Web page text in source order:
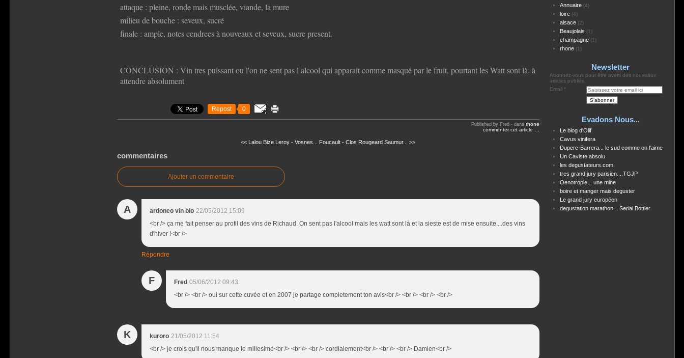
attaque : pleine, ronde mais musclée, viande, la mure
milieu de bouche : seveux, sucré
finale : ample, notes cendrees à nouveaux et seveux, sucre present.
CONCLUSION : Vin tres puissant ou l'on ne sent pas l alcool qui apparait comme masqué par le fruit, pourtant les Watt sont là. à
attendre absolument
Repost 0
Published by Fred -dans rhone
commenter cet article
<< Lalou Bize Leroy - Vosnes... Foucault - Clos Rougeard Saumur... >>
commentaires
Ajouter un commentaire
A ardoneo vin bio 22/05/2012 15:09
<br /> ça me fait penser au profil des vins de Richaud. On sent pas l'alcool mais les watt sont là et la sieste est de mise ensuite....des vins
d'hiver !<br />
Répondre
F Fred 05/06/2012 09:43
<br /> <br /> oui sur cette cuvée et en 2007 je partage completement ton avis<br /> <br /> <br /> <br />
K kuroro 21/05/2012 11:54
<br /> je crois qu'il nous manque le millesime<br /> <br /> <br /> cordialement<br /> <br /> <br /> Damien<br />
Annuaire(4)
loire(4)
alsace(2)
Beaujolais (1)
champagne(1)
rhone(1)
Newsletter
Abonnez-vous pour être averti des nouveaux
articles publiés.
Email
Evadons Nous...
Le blog d'Olif
Cavus vinifera
Dupere-Barrera... le sud comme on l'aime
Un Caviste absolu
les degustateurs.com
tres grand jury parisien....TGJP
Oenotropie... une mine
boire et manger mais deguster
Le grand jury européen
degustation marathon... Serial Bottler